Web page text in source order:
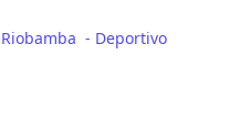
Riobamba - Deportivo